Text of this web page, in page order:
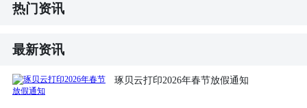
热门资讯
最新资讯
琢贝云打印2026年春节放假通知